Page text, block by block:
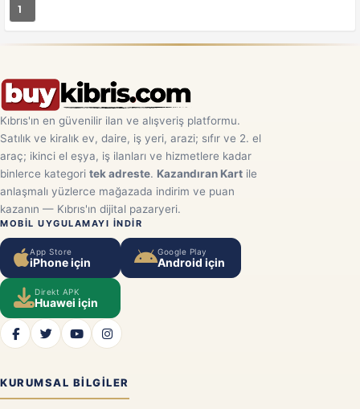
1
Kıbrıs'ın en güvenilir ilan ve alışveriş platformu.
Satılık ve kiralık ev, daire, iş yeri, arazi; sıfır ve 2. el
araç; ikinci el eşya, iş ilanları ve hizmetlere kadar
binlerce kategori tek adreste. Kazandıran Kart ile
anlaşmalı yüzlerce mağazada indirim ve puan
kazanın — Kıbrıs'ın dijital pazaryeri.
MOBIL UYGULAMAYI INDIR
App Store
iPhone için
Google Play
Android için
Direkt APK
Huawei için
KURUMSAL BILGILER